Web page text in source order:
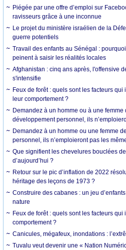
Piégée par une offre d’emploi sur
ravisseurs grâce à une inconnue
Le projet du ministère israélien de la
guerre potentiels
Travail des enfants au Sénégal :
peinent à saisir les réalités locales
Afghanistan : cinq ans après, l'offensive
s'intensifie
Feux de forêt : quels sont les facteurs qui
leur comportement ?
Demandez à un homme ou à une femme
développement personnel, ils
Demandez à un homme ou une femme
personnel, ils n’emploieront pas les
Que signifient les chevelures bouclées
d’aujourd’hui ?
Retour sur le pic d’inflation de 2022
héritage des leçons de 1973 ?
Construire des cabanes : un jeu
nature
Feux de forêt : quels sont les facteurs
comportement ?
Canicules, mégafeux, inondations :
Tuvalu veut devenir une « Nation